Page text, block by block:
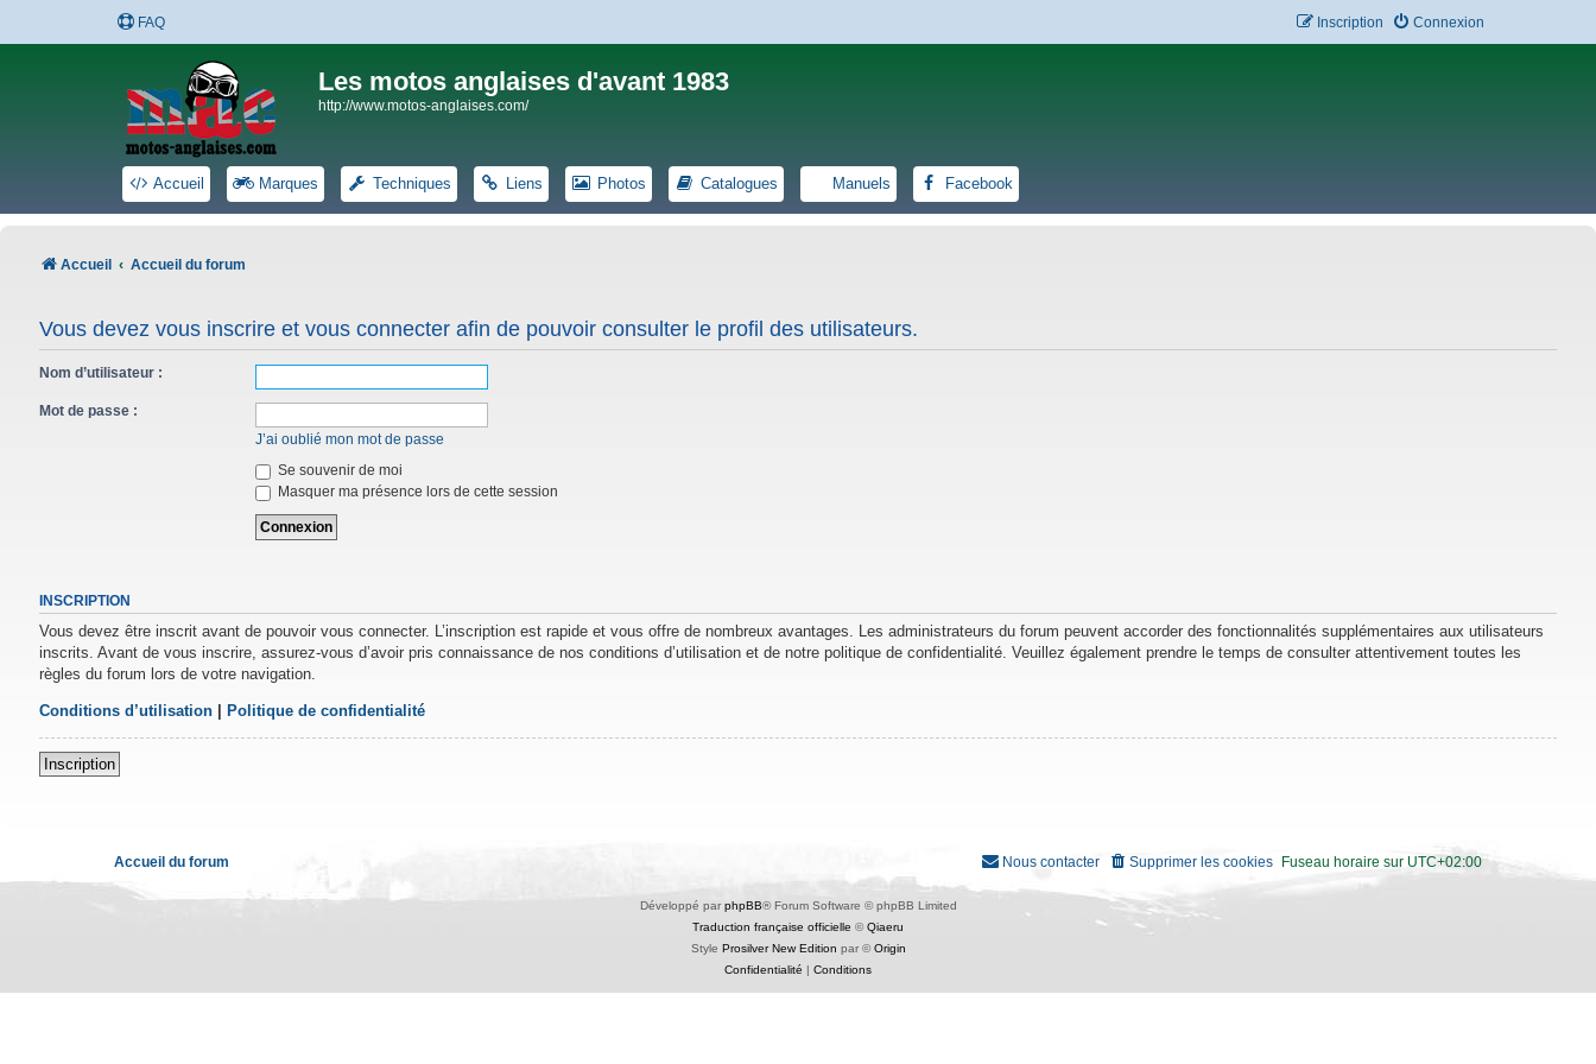
FAQ Connexion
Inscription
Les motos anglaises d'avant 1983
http://www.motos-anglaises.com/
Accueil Marques Techniques Liens Photos Catalogues Manuels Facebook
Accueil Accueil du forum
Vous devez vous inscrire et vous connecter afin de pouvoir consulter le profil des utilisateurs.
Nom d’utilisateur :
Mot de passe :
J’ai oublié mon mot de passe
Se souvenir de moi
Masquer ma présence lors de cette session
INSCRIPTION
Vous devez être inscrit avant de pouvoir vous connecter. L’inscription est rapide et vous offre de nombreux avantages. Les administrateurs du forum peuvent accorder des fonctionnalités supplémentaires aux utilisateurs
inscrits. Avant de vous inscrire, assurez-vous d’avoir pris connaissance de nos conditions d’utilisation et de notre politique de confidentialité. Veuillez également prendre le temps de consulter attentivement toutes les
règles du forum lors de votre navigation.
Conditions d’utilisation Politique de confidentialité
Inscription
Accueil du forum Fuseau horaire sur UTC+02:00
Supprimer les cookies
Nous contacter
Développé par phpBB® Forum Software © phpBB Limited
Traduction française officielle ©Qiaeru
Style Prosilver New Edition par ©Origin
Confidentialité
Conditions